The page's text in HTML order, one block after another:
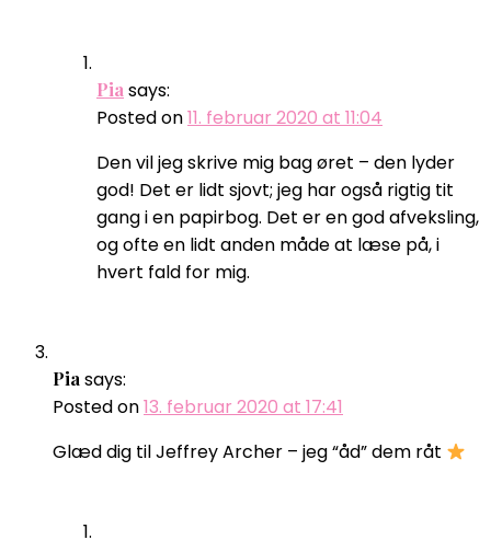
Piasays:
Posted on11. februar 2020 at 11:04
Den vil jeg skrive mig bag øret – den lyder
god! Det er lidt sjovt; jeg har også rigtig tit
gang i en papirbog. Det er en god afveksling,
og ofte en lidt anden måde at læse på, i
hvert fald for mig.
Piasays:
Posted on13. februar 2020 at 17:41
Glæd dig til Jeffrey Archer – jeg “åd” dem råt